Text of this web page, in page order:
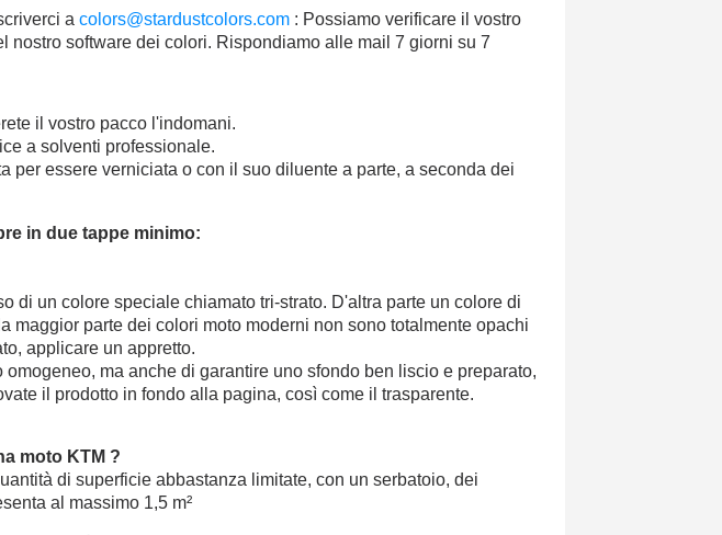
acolors@stardustcolors.com : Possiamo verificare il vostro
nostro software dei colori. Rispondiamo alle mail 7 giorni su 7
il vostro pacco l'indomani.
a solventi professionale.
per essere verniciata o con il suo diluente a parte, a seconda dei
in due tappe minimo:
di un colore speciale chiamato tri-strato. D'altra parte un colore di
maggior parte dei colori moto moderni non sono totalmente opachi
applicare un appretto.
ma anche di garantire uno sfondo ben liscio e preparato,
il prodotto in fondo alla pagina, così come il trasparente.
moto KTM ?
di superficie abbastanza limitate, con un serbatoio, dei
al massimo 1,5 m²